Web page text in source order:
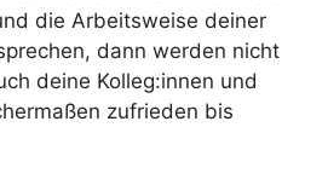
die Arbeitsweise deiner
dann werden nicht
deine Kolleg:innen und
zufrieden bis